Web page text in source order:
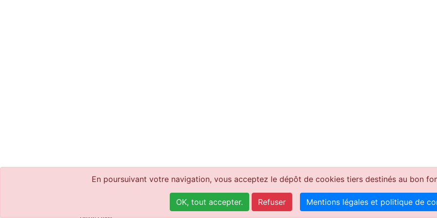
En poursuivant votre navigation, vous acceptez le dépôt de cookies tiers destinés au bon
OK, tout accepter. Refuser Mentions légales et politique de
Alerte Email
ACIE - Agence du Centre
58 rue de Paris
95380 LOUVRES